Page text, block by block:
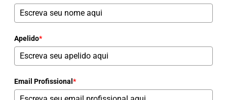
Apelido*
Email Profissional *